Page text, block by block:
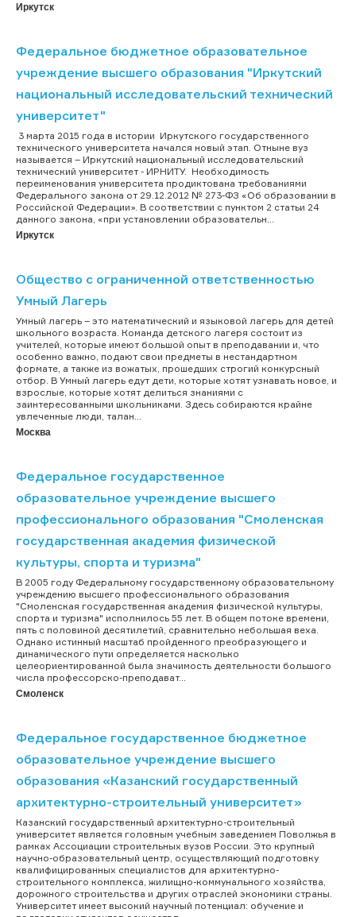
Иркутск
Федеральное бюджетное образовательное
учреждение высшего образования "Иркутский
национальный исследовательский технический
университет"
3 марта 2015 года в истории Иркутского государственного
технического университета начался новый этап. Отныне вуз
называется – Иркутский национальный исследовательский
технический университет - ИРНИТУ. Необходимость
переименования университета продиктована требованиями
Федерального закона от 29.12.2012 № 273-ФЗ «Об образовании в
Российской Федерации». В соответствии с пунктом 2 статьи 24
данного закона, «при установлении образовательн...
Иркутск
Общество с ограниченной ответственностью
Умный Лагерь
Умный лагерь – это математический и языковой лагерь для детей
школьного возраста. Команда детского лагеря состоит из
учителей, которые имеют большой опыт в преподавании и, что
особенно важно, подают свои предметы в нестандартном
формате, а также из вожатых, прошедших строгий конкурсный
отбор. В Умный лагерь едут дети, которые хотят узнавать новое, и
взрослые, которые хотят делиться знаниями с
заинтересованными школьниками. Здесь собираются крайне
увлеченные люди, талан...
Москва
Федеральное государственное
образовательное учреждение высшего
профессионального образования "Смоленская
государственная академия физической
культуры, спорта и туризма"
В 2005 году Федеральному государственному образовательному
учреждению высшего профессионального образования
"Смоленская государственная академия физической культуры,
спорта и туризма" исполнилось 55 лет. В общем потоке времени,
пять с половиной десятилетий, сравнительно небольшая веха.
Однако истинный масштаб пройденного преобразующего и
динамического пути определяется насколько
целеориентированной была значимость деятельности большого
числа профессорско-преподават...
Смоленск
Федеральное государственное бюджетное
образовательное учреждение высшего
образования «Казанский государственный
архитектурно-строительный университет»
Казанский государственный архитектурно-строительный
университет является головным учебным заведением Поволжья в
рамках Ассоциации строительных вузов России. Это крупный
научно-образовательный центр, осуществляющий подготовку
квалифицированных специалистов для архитектурно-
строительного комплекса, жилищно-коммунального хозяйства,
дорожного строительства и других отраслей экономики страны.
Университет имеет высокий научный потенциал: обучение и